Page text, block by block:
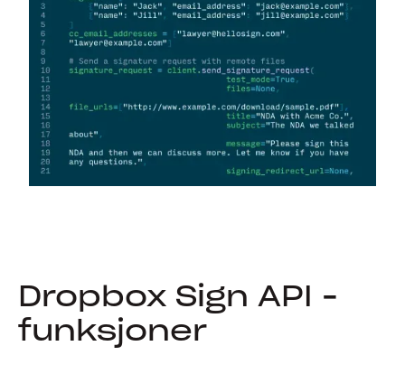
Dropbox Sign API -
funksjoner